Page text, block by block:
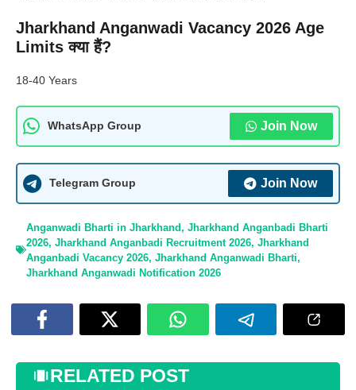
Jharkhand Anganwadi Vacancy 2026 Age
Limits क्या हैं?
18-40 Years
WhatsApp Group Join Now
Telegram Group Join Now
Anganwadi Bharti in Jharkhand, Jharkhand Anganbadi Bharti
2026, Jharkhand Anganbadi Recruitment 2026, Jharkhand
Anganbadi Vacancy 2026, Jharkhand Anganwadi Bharti,
Jharkhand Anganwadi Notification 2026
RELATED POST